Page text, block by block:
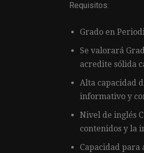
Requisitos:
Grado en
Se valorará
acredite sólida
Alta capacidad
informativo y
Nivel de inglés
contenidos y la
Capacidad para